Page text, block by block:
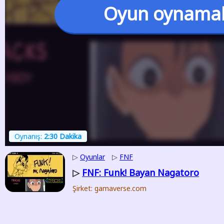
Oyun
Oynanış: 2:30 Dakika
▷ Oyunlar ▷ FNF
▷ FNF: Funk! Bayan Nagatoro
Şirket: gamaverse.com